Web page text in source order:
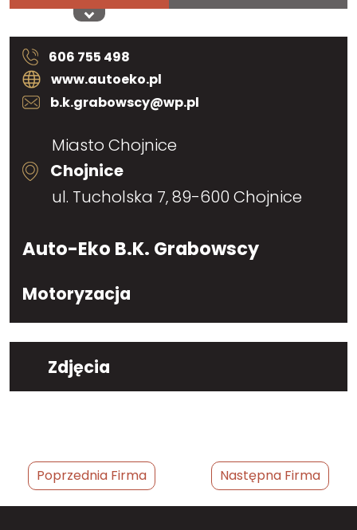
606 755 498
www.autoeko.pl
b.k.grabowscy@wp.pl
Miasto Chojnice
Chojnice
ul. Tucholska 7, 89-600 Chojnice
Auto-Eko B.K. Grabowscy
Motoryzacja
Zdjęcia
Poprzednia Firma Następna Firma